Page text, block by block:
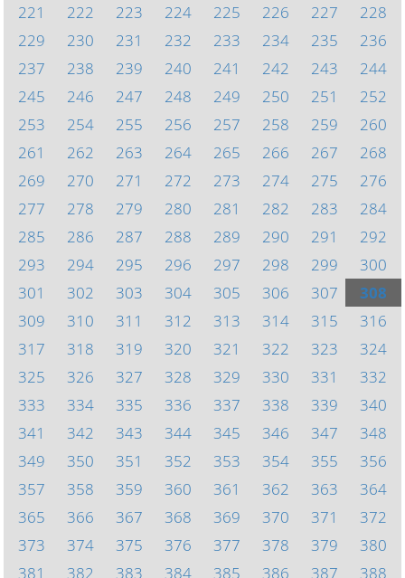
221
222 223 224 225 226 227
228
229
230 231 232 233 234 235
236
237
238 239 240 241 242 243
244
245
246 247 248 249 250 251
252
253
254 255 256 257 258 259
260
261
262 263 264 265 266 267
268
269
270 271 272 273 274 275
276
277
278 279 280 281 282 283
284
285
286 287 288 289 290 291
292
293
294 295 296 297 298 299
300
301
302 303 304 305 306 307
308
309
310 311 312 313 314 315
316
317
318 319 320 321 322 323
324
325
326 327 328 329 330 331
332
333
334 335 336 337 338 339
340
341
342 343 344 345 346 347
348
349
350 351 352 353 354 355
356
357
358 359 360 361 362 363
364
365
366 367 368 369 370 371
372
373
374 375 376 377 378 379
380
381
382 383 384 385 386 387 388